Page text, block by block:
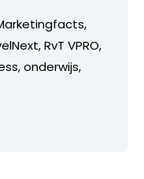
RvT VPRO,
onderwijs,